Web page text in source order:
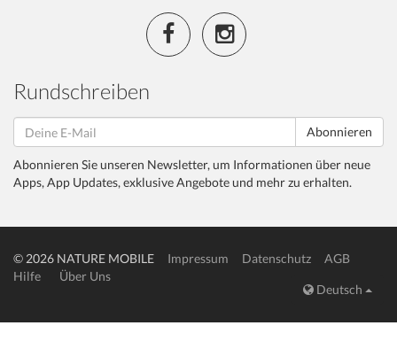
Rundschreiben
Abonnieren
Abonnieren Sie unseren Newsletter, um Informationen über neue
Apps, App Updates, exklusive Angebote und mehr zu erhalten.
© 2026 NATURE MOBILE Impressum Datenschutz
AGB
Hilfe
Über Uns
Deutsch